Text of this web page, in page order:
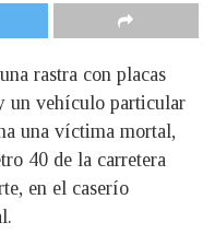
rastra con placas
un vehículo particular
una víctima mortal,
40 de la carretera
en el caserío